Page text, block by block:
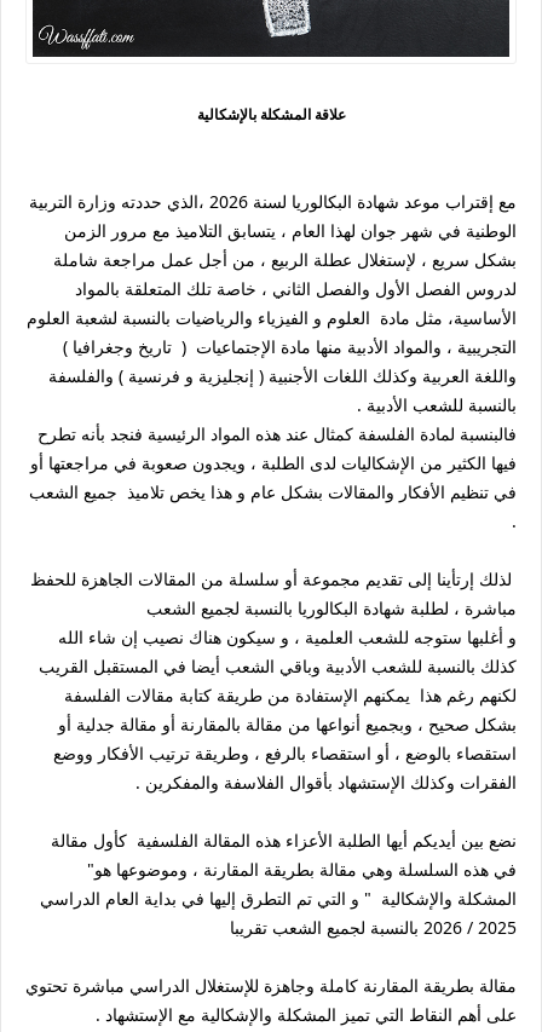
علاقة المشكلة بالإشكالية
مع إقتراب موعد شهادة البكالوريا لسنة 2026 ،الذي حددته وزارة التربية
الوطنية في شهر جوان لهذا العام ، يتسابق التلاميذ مع مرور الزمن
بشكل سريع ، لإستغلال عطلة الربيع ، من أجل عمل مراجعة شاملة
لدروس الفصل الأول والفصل الثاني ، خاصة تلك المتعلقة بالمواد
الأساسية، مثل مادة العلوم و الفيزياء والرياضيات بالنسبة لشعبة العلوم
التجريبية ، والمواد الأدبية منها مادة الإجتماعيات ( تاريخ وجغرافيا )
واللغة العربية وكذلك اللغات الأجنبية ( إنجليزية و فرنسية ) والفلسفة
بالنسبة للشعب الأدبية .
فالبنسبة لمادة الفلسفة كمثال عند هذه المواد الرئيسية فنجد بأنه تطرح
فيها الكثير من الإشكاليات لدى الطلبة ، ويجدون صعوبة في مراجعتها أو
في تنظيم الأفكار والمقالات بشكل عام و هذا يخص تلاميذ جميع الشعب
.
لذلك إرتأينا إلى تقديم مجموعة أو سلسلة من المقالات الجاهزة للحفظ
مباشرة ، لطلبة شهادة البكالوريا بالنسبة لجميع الشعب
و أغلبها ستوجه للشعب العلمية ، و سيكون هناك نصيب إن شاء الله
كذلك بالنسبة للشعب الأدبية وباقي الشعب أيضا في المستقبل القريب
لكنهم رغم هذا يمكنهم الإستفادة من طريقة كتابة مقالات الفلسفة
بشكل صحيح ، وبجميع أنواعها من مقالة بالمقارنة أو مقالة جدلية أو
استقصاء بالوضع ، أو استقصاء بالرفع ، وطريقة ترتيب الأفكار ووضع
الفقرات وكذلك الإستشهاد بأقوال الفلاسفة والمفكرين .
نضع بين أيديكم أيها الطلبة الأعزاء هذه المقالة الفلسفية كأول مقالة
في هذه السلسلة وهي مقالة بطريقة المقارنة ، وموضوعها هو"
المشكلة والإشكالية " و التي تم التطرق إليها في بداية العام الدراسي
2025 / 2026 بالنسبة لجميع الشعب تقريبا
مقالة بطريقة المقارنة كاملة وجاهزة للإستغلال الدراسي مباشرة تحتوي
على أهم النقاط التي تميز المشكلة والإشكالية مع الإستشهاد .